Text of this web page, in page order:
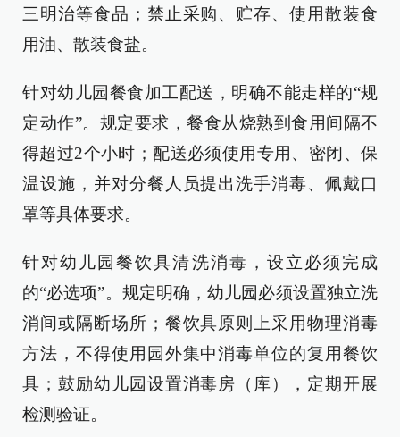
三明治等食品；禁止采购、贮存、使用散装食
用油、散装食盐。
针对幼儿园餐食加工配送，明确不能走样的“规
定动作”。规定要求，餐食从烧熟到食用间隔不
得超过2个小时；配送必须使用专用、密闭、保
温设施，并对分餐人员提出洗手消毒、佩戴口
罩等具体要求。
针对幼儿园餐饮具清洗消毒，设立必须完成
的“必选项”。规定明确，幼儿园必须设置独立洗
消间或隔断场所；餐饮具原则上采用物理消毒
方法，不得使用园外集中消毒单位的复用餐饮
具；鼓励幼儿园设置消毒房（库），定期开展
检测验证。